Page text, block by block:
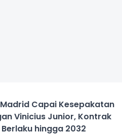
Madrid Capai Kesepakatan
Vinicius Junior, Kontrak
Berlaku hingga 2032